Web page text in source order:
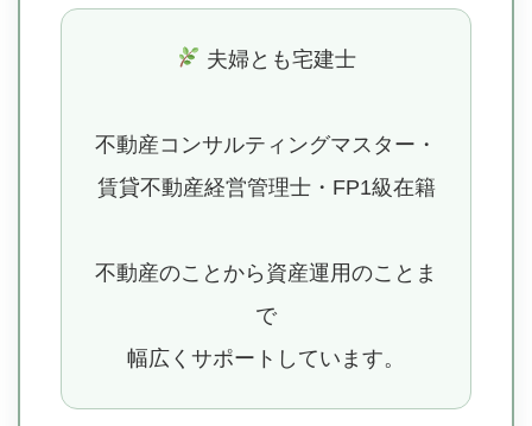
夫婦とも宅建士
不動産コンサルティングマスター・
賃貸不動産経営管理士・FP1級在籍
不動産のことから資産運用のことま
で
幅広くサポートしています。